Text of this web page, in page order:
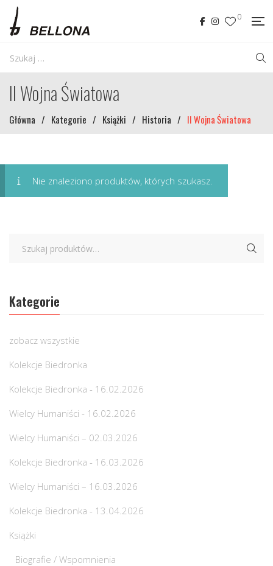
0
II Wojna Światowa
Główna / Kategorie / Książki / Historia / II Wojna Światowa
Nie znaleziono produktów, których szukasz.
Kategorie
zobacz wszystkie
Kolekcje Biedronka
Kolekcje Biedronka - 16.02.2026
Wielcy Humaniści - 16.02.2026
Wielcy Humaniści – 02.03.2026
Kolekcje Biedronka - 16.03.2026
Wielcy Humaniści – 16.03.2026
Kolekcje Biedronka - 13.04.2026
Książki
Biografie / Wspomnienia